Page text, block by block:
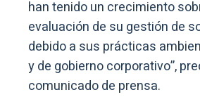
han tenido un crecimiento
evaluación de su gestión de
debido a sus prácticas
y de gobierno corporativo”,
comunicado de prensa.